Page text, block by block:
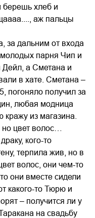
берешь хлеб и
аж пальцы
за дальним от входа
парня Чип и
Дейл, а Сметана и
в хате. Сметана –
погоняло получил за
любая модница
кражу из магазина.
цвет волос…
кого-то
терпила жив, но в
волос, они чем-то
они вместе сидели
какого-то Тюрю и
– получится ли у
на свадьбу